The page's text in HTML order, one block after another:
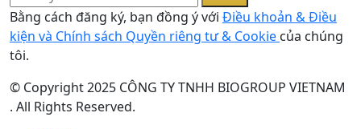
Bằng cách đăng ký, bạn đồng ý với Điều khoản & Điều
kiện và Chính sách Quyền riêng tư & Cookie của chúng
tôi.
© Copyright 2025 CÔNG TY TNHH BIOGROUP VIETNAM
. All Rights Reserved.